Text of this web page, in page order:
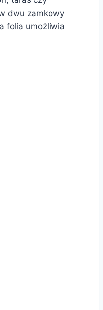
dwu zamkowy
folia umożliwia